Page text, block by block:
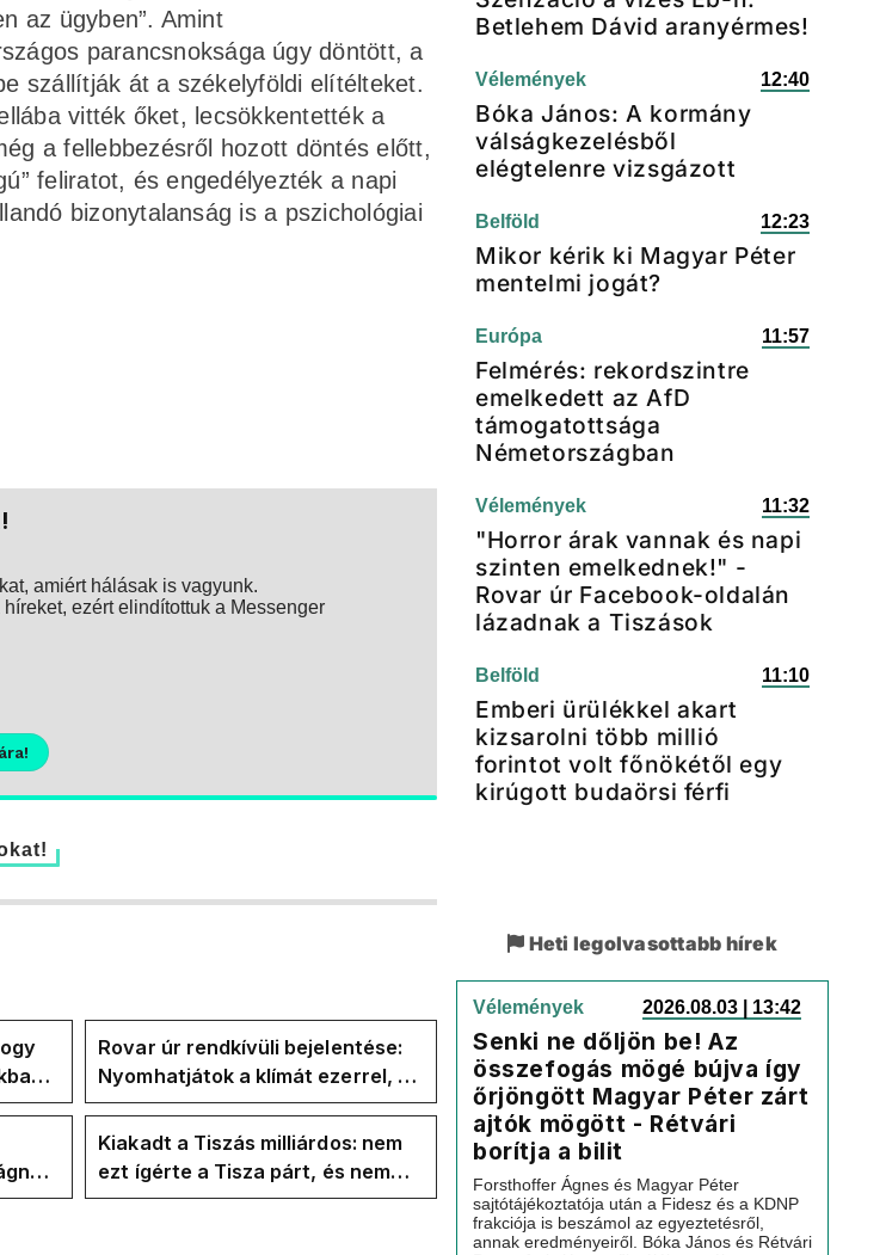
az ügyben”. Amint
parancsnoksága úgy döntött, a
szállítják át a székelyföldi elítélteket.
vitték őket, lecsökkentették a
a fellebbezésről hozott döntés előtt,
feliratot, és engedélyezték a napi
bizonytalanság is a pszichológiai
amiért hálásak is vagyunk.
ezért elindítottuk a Messenger
Rovar úr rendkívüli bejelentése:
Nyomhatjátok a klímát ezerrel, a
hűtőket letekerhetitek, vége az
energiaválságnak
Kiakadt a Tiszás milliárdos: nem
ezt ígérte a Tisza párt, és nem
ezt ígérte Magyar Péter a
Betlehem Dávid aranyérmes!
Vélemények 12:40
Bóka János: A kormány
válságkezelésből
elégtelenre vizsgázott
Belföld 12:23
Mikor kérik ki Magyar Péter
mentelmi jogát?
Európa 11:57
Felmérés: rekordszintre
emelkedett az AfD
támogatottsága
Németországban
Vélemények 11:32
"Horror árak vannak és napi
szinten emelkednek!" -
Rovar úr Facebook-oldalán
lázadnak a Tiszások
Belföld 11:10
Emberi ürülékkel akart
kizsarolni több millió
forintot volt főnökétől egy
kirúgott budaörsi férfi
Heti legolvasottabb hírek
Vélemények 2026.08.03 | 13:42
Senki ne dőljön be! Az
összefogás mögé bújva így
őrjöngött Magyar Péter zárt
ajtók mögött - Rétvári
borítja a bilit
Forsthoffer Ágnes és Magyar Péter
sajtótájékoztatója után a Fidesz és a KDNP
frakciója is beszámol az egyeztetésről,
annak eredményeiről. Bóka János és Rétvári